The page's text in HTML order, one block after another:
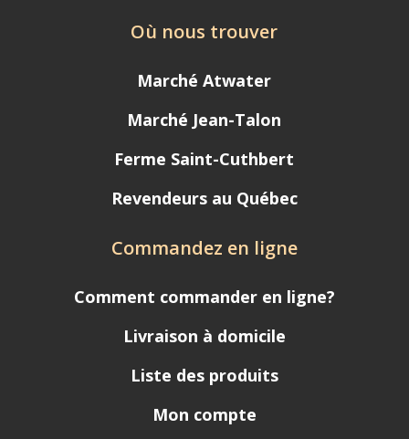
Où nous trouver
Marché Atwater
Marché Jean-Talon
Ferme Saint-Cuthbert
Revendeurs au Québec
Commandez en ligne
Comment commander en ligne?
Livraison à domicile
Liste des produits
Mon compte